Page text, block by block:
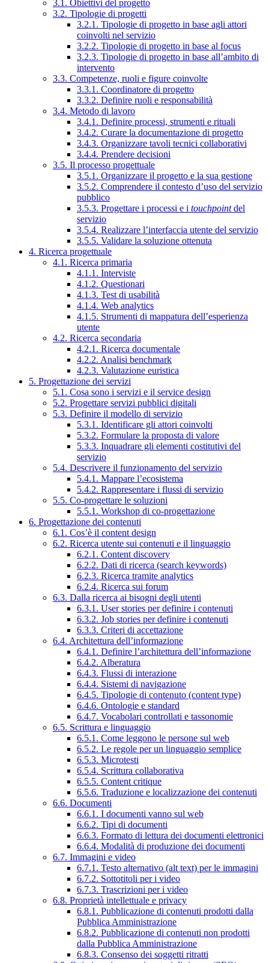
3.1. Obiettivi del progetto
3.2. Tipologie di progetti
3.2.1. Tipologie di progetto in base agli attori
coinvolti nel servizio
3.2.2. Tipologie di progetto in base al focus
3.2.3. Tipologie di progetto in base all’ambito di
intervento
3.3. Competenze, ruoli e figure coinvolte
3.3.1. Coordinatore di progetto
3.3.2. Definire ruoli e responsabilità
3.4. Metodo di lavoro
3.4.1. Definire processi, strumenti e rituali
3.4.2. Curare la documentazione di progetto
3.4.3. Organizzare tavoli tecnici collaborativi
3.4.4. Prendere decisioni
3.5. Il processo progettuale
3.5.1. Organizzare il progetto e la sua gestione
3.5.2. Comprendere il contesto d’uso del servizio
pubblico
3.5.3. Progettare i processi e i touchpointdel
servizio
3.5.4. Realizzare l’interfaccia utente del servizio
3.5.5. Validare la soluzione ottenuta
4. Ricerca progettuale
4.1. Ricerca primaria
4.1.1. Interviste
4.1.2. Questionari
4.1.3. Test di usabilità
4.1.4. Web analytics
4.1.5. Strumenti di mappatura dell’esperienza
utente
4.2. Ricerca secondaria
4.2.1. Ricerca documentale
4.2.2. Analisi benchmark
4.2.3. Valutazione euristica
5. Progettazione dei servizi
5.1. Cosa sono i servizi e il service design
5.2. Progettare servizi pubblici digitali
5.3. Definire il modello di servizio
5.3.1. Identificare gli attori coinvolti
5.3.2. Formulare la proposta di valore
5.3.3. Inquadrare gli elementi costitutivi del
servizio
5.4. Descrivere il funzionamento del servizio
5.4.1. Mappare l’ecosistema
5.4.2. Rappresentare i flussi di servizio
5.5. Co-progettare le soluzioni
5.5.1. Workshop di co-progettazione
6. Progettazione dei contenuti
6.1. Cos’è il content design
6.2. Ricerca utente sui contenuti e il linguaggio
6.2.1. Content discovery
6.2.2. Dati di ricerca (search keywords)
6.2.3. Ricerca tramite analytics
6.2.4. Ricerca sui forum
6.3. Dalla ricerca ai bisogni degli utenti
6.3.1. User stories per definire i contenuti
6.3.2. Job stories per definire i contenuti
6.3.3. Criteri di accettazione
6.4. Architettura dell’informazione
6.4.1. Definire l’architettura dell’informazione
6.4.2. Alberatura
6.4.3. Flussi di interazione
6.4.4. Sistemi di navigazione
6.4.5. Tipologie di contenuto (content type)
6.4.6. Ontologie e standard
6.4.7. Vocabolari controllati e tassonomie
6.5. Scrittura e linguaggio
6.5.1. Come leggono le persone sul web
6.5.2. Le regole per un linguaggio semplice
6.5.3. Microtesti
6.5.4. Scrittura collaborativa
6.5.5. Content critique
6.5.6. Traduzione e localizzazione dei contenuti
6.6. Documenti
6.6.1. I documenti vanno sul web
6.6.2. Tipi di documenti
6.6.3. Formato di lettura dei documenti elettronici
6.6.4. Modalità di produzione dei documenti
6.7. Immagini e video
6.7.1. Testo alternativo (alt text) per le immagini
6.7.2. Sottotitoli per i video
6.7.3. Trascrizioni per i video
6.8. Proprietà intellettuale e privacy
6.8.1. Pubblicazione di contenuti prodotti dalla
Pubblica Amministrazione
6.8.2. Pubblicazione di contenuti non prodotti
dalla Pubblica Amministrazione
6.8.3. Consenso dei soggetti ritratti